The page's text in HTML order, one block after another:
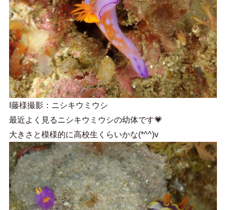
I藤様撮影：ニシキウミウシ
最近よく見るニシキウミウシの幼体です💗
大きさと模様的に高校生くらいかな(*^^)v